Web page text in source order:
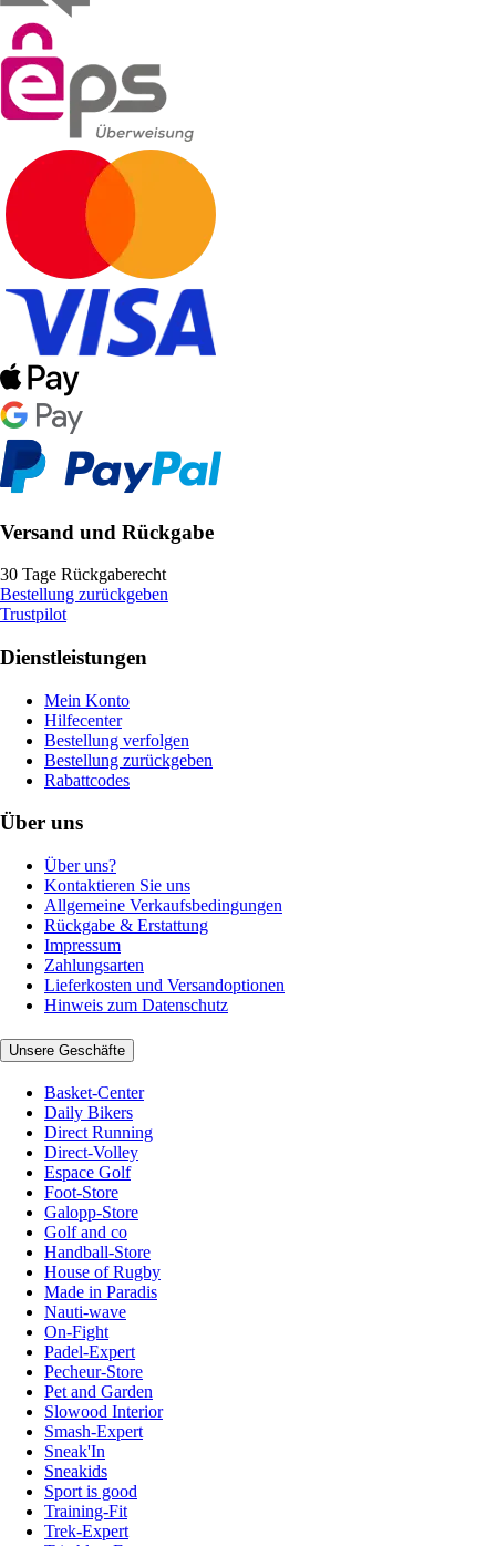
Versand und Rückgabe
30 Tage Rückgaberecht
Bestellung zurückgeben
Trustpilot
Dienstleistungen
Mein Konto
Hilfecenter
Bestellung verfolgen
Bestellung zurückgeben
Rabattcodes
Über uns
Über uns?
Kontaktieren Sie uns
Allgemeine Verkaufsbedingungen
Rückgabe & Erstattung
Impressum
Zahlungsarten
Lieferkosten und Versandoptionen
Hinweis zum Datenschutz
Unsere Geschäfte
Basket-Center
Daily Bikers
Direct Running
Direct-Volley
Espace Golf
Foot-Store
Galopp-Store
Golf and co
Handball-Store
House of Rugby
Made in Paradis
Nauti-wave
On-Fight
Padel-Expert
Pecheur-Store
Pet and Garden
Slowood Interior
Smash-Expert
Sneak'In
Sneakids
Sport is good
Training-Fit
Trek-Expert